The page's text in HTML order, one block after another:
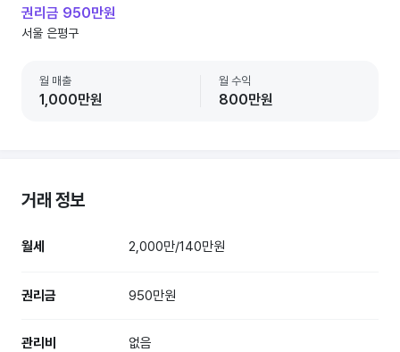
권리금 950만원
서울 은평구
월 매출
1,000만원
월 수익
800만원
거래 정보
월세 2,000만/140만원
권리금 950만원
관리비 없음